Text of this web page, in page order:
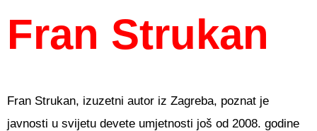
Fran Strukan
Fran Strukan, izuzetni autor iz Zagreba, poznat je
javnosti u svijetu devete umjetnosti još od 2008. godine